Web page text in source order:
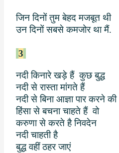
जिन दिनों तुम बेहद मजबूत थी
उन दिनों सबसे कमजोर था मैं.
3
नदी किनारे खड़े हैं कुछ बुद्ध
नदी से रास्ता मांगते हैं
नदी से बिना आज्ञा पार करने की
हिंसा से बचना चाहते हैं वो
करुणा से करते है निवदेन
नदी चाहती है
बुद्ध वहीं ठहर जाएं